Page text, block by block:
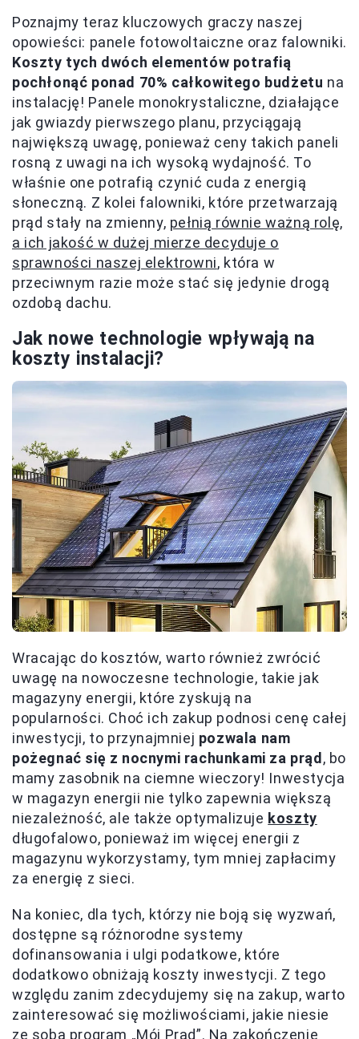
Poznajmy teraz kluczowych graczy naszej
opowieści: panele fotowoltaiczne oraz falowniki.
Koszty tych dwóch elementów potrafią
pochłonąć ponad 70% całkowitego budżetu na
instalację! Panele monokrystaliczne, działające
jak gwiazdy pierwszego planu, przyciągają
największą uwagę, ponieważ ceny takich paneli
rosną z uwagi na ich wysoką wydajność. To
właśnie one potrafią czynić cuda z energią
słoneczną. Z kolei falowniki, które przetwarzają
prąd stały na zmienny, pełnią równie ważną rolę,
a ich jakość w dużej mierze decyduje o
sprawności naszej elektrowni, która w
przeciwnym razie może stać się jedynie drogą
ozdobą dachu.
Jak nowe technologie wpływają na
koszty instalacji?
Wracając do kosztów, warto również zwrócić
uwagę na nowoczesne technologie, takie jak
magazyny energii, które zyskują na
popularności. Choć ich zakup podnosi cenę całej
inwestycji, to przynajmniej pozwala nam
pożegnać się z nocnymi rachunkami za prąd , bo
mamy zasobnik na ciemne wieczory! Inwestycja
w magazyn energii nie tylko zapewnia większą
niezależność, ale także optymalizuje koszty
długofalowo, ponieważ im więcej energii z
magazynu wykorzystamy, tym mniej zapłacimy
za energię z sieci.
Na koniec, dla tych, którzy nie boją się wyzwań,
dostępne są różnorodne systemy
dofinansowania i ulgi podatkowe, które
dodatkowo obniżają koszty inwestycji. Z tego
względu zanim zdecydujemy się na zakup, warto
zainteresować się możliwościami, jakie niesie
ze sobą program „Mój Prąd”. Na zakończenie